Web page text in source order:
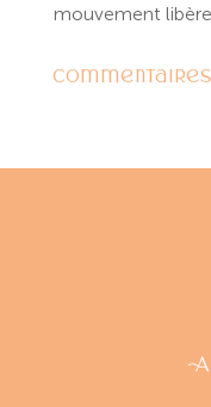
mouvement libère